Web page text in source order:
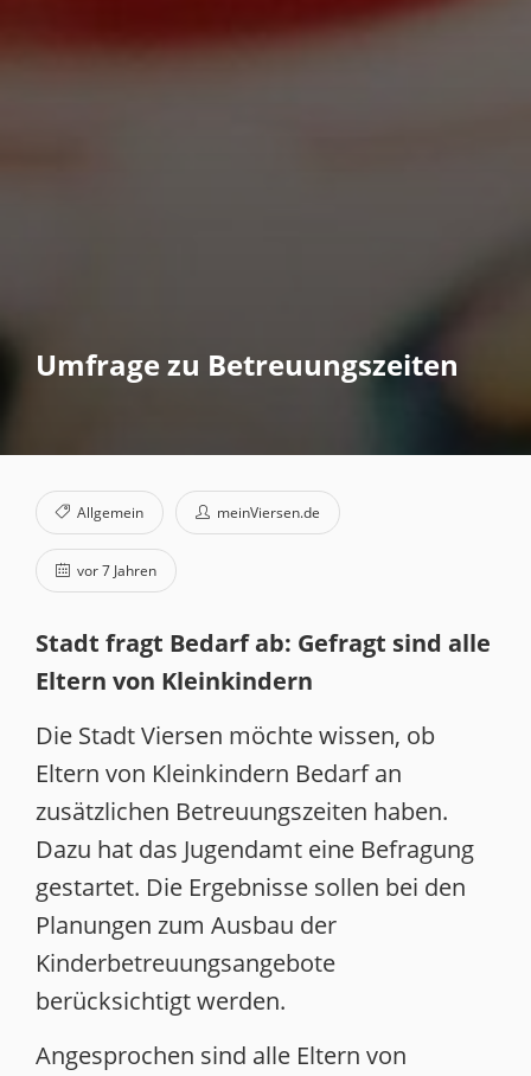
Umfrage zu Betreuungszeiten
Allgemein meinViersen.de
vor 7 Jahren
Stadt fragt Bedarf ab: Gefragt sind alle
Eltern von Kleinkindern
Die Stadt Viersen möchte wissen, ob
Eltern von Kleinkindern Bedarf an
zusätzlichen Betreuungszeiten haben.
Dazu hat das Jugendamt eine Befragung
gestartet. Die Ergebnisse sollen bei den
Planungen zum Ausbau der
Kinderbetreuungsangebote
berücksichtigt werden.
Angesprochen sind alle Eltern von